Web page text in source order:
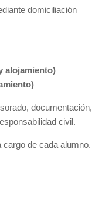
domiciliación
alojamiento)
documentación,
civil.
de cada alumno.